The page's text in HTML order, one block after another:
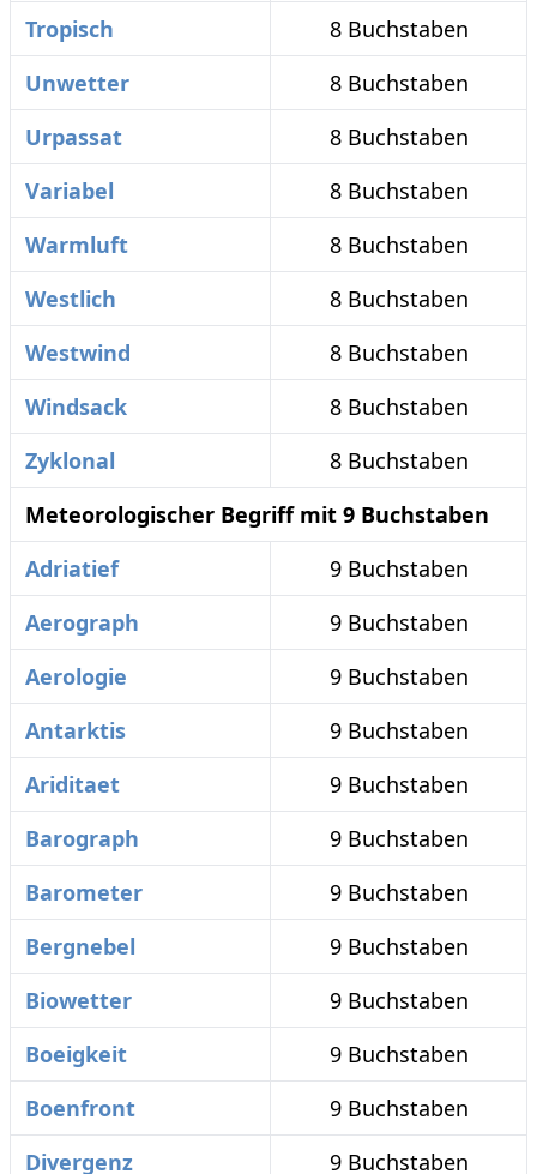
Tropisch
8 Buchstaben
Unwetter
8 Buchstaben
Urpassat
8 Buchstaben
Variabel
8 Buchstaben
Warmluft
8 Buchstaben
Westlich
8 Buchstaben
Westwind
8 Buchstaben
Windsack
8 Buchstaben
Zyklonal
8 Buchstaben
Meteorologischer Begriff mit 9 Buchstaben
Adriatief
9 Buchstaben
Aerograph
9 Buchstaben
Aerologie
9 Buchstaben
Antarktis
9 Buchstaben
Ariditaet
9 Buchstaben
Barograph
9 Buchstaben
Barometer
9 Buchstaben
Bergnebel
9 Buchstaben
Biowetter
9 Buchstaben
Boeigkeit
9 Buchstaben
Boenfront
9 Buchstaben
Divergenz
9 Buchstaben